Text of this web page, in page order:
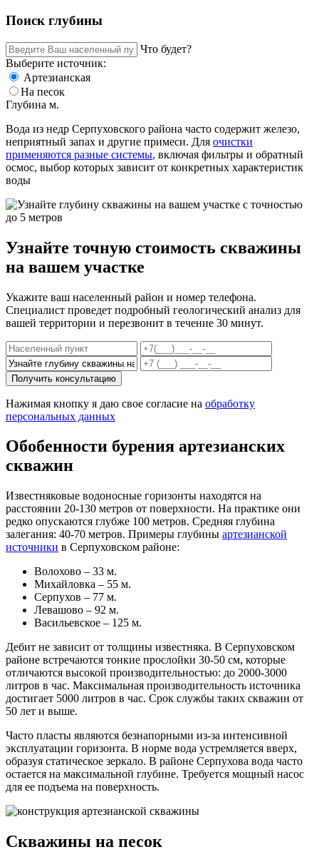
Поиск глубины
Что будет?
Выберите источник:
Артезианская
На песок
Глубина м.
Вода из недр Серпуховского района часто содержит железо,
неприятный запах и другие примеси. Для очистки
применяются разные системы, включая фильтры и обратный
осмос, выбор которых зависит от конкретных характеристик
воды​
Узнайте точную стоимость скважины
на вашем участке
Укажите ваш населенный район и номер телефона.
Специалист проведет подробный геологический анализ для
вашей территории и перезвонит в течение 30 минут.
Получить консультацию
Нажимая кнопку я даю свое согласие на обработку
персональных данных
Обобенности бурения артезианских
скважин
Известняковые водоносные горизонты находятся на
расстоянии 20-130 метров от поверхности. На практике они
редко опускаются глубже 100 метров. Средняя глубина
залегания: 40-70 метров. Примеры глубины артезианской
источники в Серпуховском районе:
Волохово – 33 м.
Михайловка – 55 м.
Серпухов – 77 м.
Левашово – 92 м.
Васильевское – 125 м.
Дебит не зависит от толщины известняка. В Серпуховском
районе встречаются тонкие прослойки 30-50 см, которые
отличаются высокой производительностью: до 2000-3000
литров в час. Максимальная производительность источника
достигает 5000 литров в час. Срок службы таких скважин от
50 лет и выше.
Часто пласты являются безнапорными из-за интенсивной
эксплуатации горизонта. В норме вода устремляется вверх,
образуя статическое зеркало. В районе Серпухова вода часто
остается на максимальной глубине. Требуется мощный насос
для ее подъема на поверхность.
Скважины на песок